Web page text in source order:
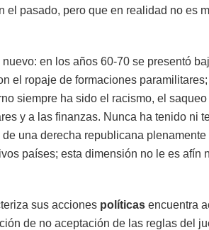
el pasado, pero que en realidad no es
en los años 60-70 se presentó
el ropaje de formaciones
siempre ha sido el racismo, el
y a las finanzas. Nunca ha tenido ni
una derecha republicana
países; esta dimensión no le es afín
sus acciones políticas encuentra
de no aceptación de las reglas del